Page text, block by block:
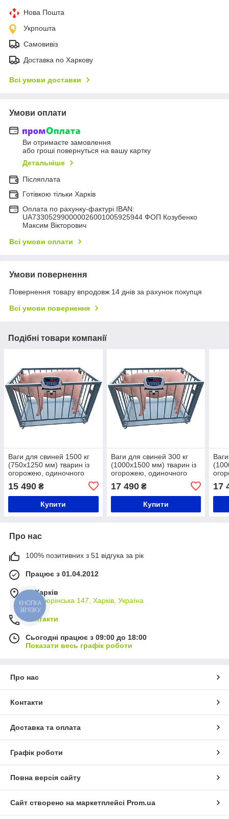
Нова Пошта
Укрпошта
Самовивіз
Доставка по Харкову
Всі умови доставки
Умови оплати
Ви отримаєте замовлення
або гроші повернуться на вашу картку
Детальніше
Післяплата
Готівкою тільки Харків
Оплата по рахунку-фактурі IBAN:
UA733052990000026001005925944 ФОП Козубенко
Максим Вікторович
Всі умови оплати
Умови повернення
Повернення товару впродовж 14 днів за рахунок покупця
Всі умови повернення
Подібні товари компанії
Ваги для свиней 1500 кг
(750x1250 мм) тварин із
огорожею, одиночного
15 490 ₴
Купити
Ваги для свиней 300 кг
(1000x1500 мм) тварин із
огорожею, одиночного
17 490₴
Купити
17
Про нас
100% позитивних з 51 відгука за рік
Працює з 01.04.2012
м. Харків
вул. Тюрінська 147, Харків, Україна
Контакти
Сьогодні працює з 09:00 до 18:00
Показати весь графік роботи
Про нас
Контакти
Доставка та оплата
Графік роботи
Повна версія сайту
Сайт створено на маркетплейсі Prom.ua
КНОПКА
ЗВ'ЯЗКУ